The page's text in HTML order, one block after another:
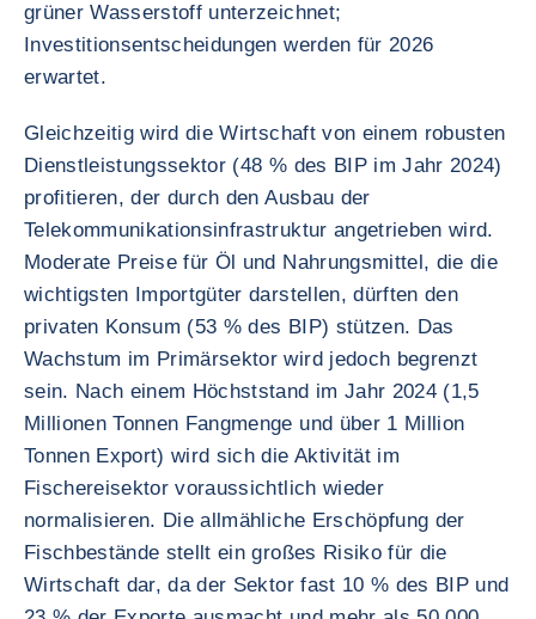
grüner Wasserstoff unterzeichnet;
Investitionsentscheidungen werden für 2026
erwartet.
Gleichzeitig wird die Wirtschaft von einem robusten
Dienstleistungssektor (48 % des BIP im Jahr 2024)
profitieren, der durch den Ausbau der
Telekommunikationsinfrastruktur angetrieben wird.
Moderate Preise für Öl und Nahrungsmittel, die die
wichtigsten Importgüter darstellen, dürften den
privaten Konsum (53 % des BIP) stützen. Das
Wachstum im Primärsektor wird jedoch begrenzt
sein. Nach einem Höchststand im Jahr 2024 (1,5
Millionen Tonnen Fangmenge und über 1 Million
Tonnen Export) wird sich die Aktivität im
Fischereisektor voraussichtlich wieder
normalisieren. Die allmähliche Erschöpfung der
Fischbestände stellt ein großes Risiko für die
Wirtschaft dar, da der Sektor fast 10 % des BIP und